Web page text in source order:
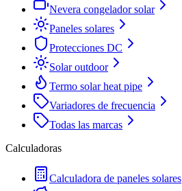
Nevera congelador solar
Paneles solares
Protecciones DC
Solar outdoor
Termo solar heat pipe
Variadores de frecuencia
Todas las marcas
Calculadoras
Calculadora de paneles solares